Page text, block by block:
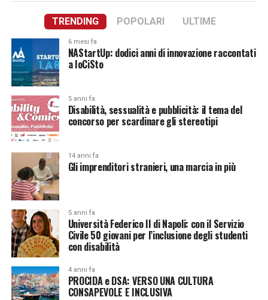
TRENDING POPOLARI ULTIME
6 mesi fa
NAStartUp: dodici anni di innovazione raccontati
a IoCiSto
5 anni fa
Disabilità, sessualità e pubblicità: il tema del
concorso per scardinare gli stereotipi
14 anni fa
Gli imprenditori stranieri, una marcia in più
5 anni fa
Università Federico II di Napoli: con il Servizio
Civile 50 giovani per l’inclusione degli studenti
con disabilità
4 anni fa
PROCIDA e DSA: VERSO UNA CULTURA
CONSAPEVOLE E INCLUSIVA